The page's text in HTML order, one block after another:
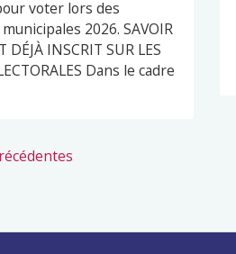
voter lors des
2026. SAVOIR
DÉJÀ INSCRIT SUR LES
Dans le cadre